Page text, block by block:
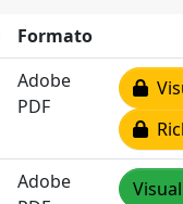
Formato
Adobe
PDF
Adobe